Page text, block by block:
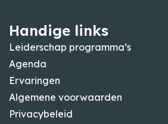
Handige links
Leiderschap programma’s
Agenda
Ervaringen
Algemene voorwaarden
Privacybeleid